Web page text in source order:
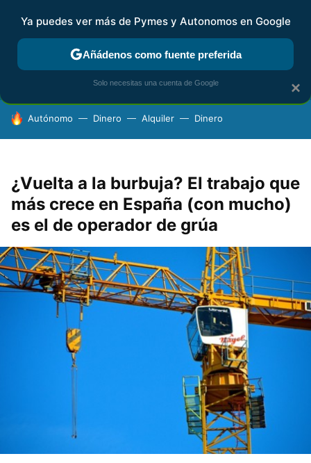
FISCALIDAD Y CONTABILIDAD KIT DIGITAL RENTA
HOY SE HABLA DE
Autónomo Dinero Alquiler Dinero
¿Vuelta a la burbuja? El trabajo que
más crece en España (con mucho)
es el de operador de grúa
×
Ya puedes ver más de Pymes y Autonomos en Google
Añádenos como fuente preferida
Solo necesitas una cuenta de Google